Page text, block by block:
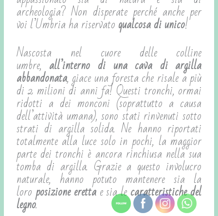
archeologia? Non disperate perché anche per
voi l’Umbria ha riservatoqualcosa di unico!
Nascosta nel cuore delle colline
umbre,all’interno di una cava di argilla
abbandonata, giace una foresta che risale a più
di 2 milioni di anni fa! Questi tronchi, ormai
ridotti a dei monconi (soprattutto a causa
dell’attività umana), sono stati rinvenuti sotto
strati di argilla solida. Ne hanno riportati
totalmente alla luce solo in pochi, la maggior
parte dei tronchi è ancora rinchiusa nella sua
tomba di argilla. Grazie a questo involucro
naturale, hanno potuto mantenere sia la
loroposizione erettae sia lecaratteristiche del
legno.